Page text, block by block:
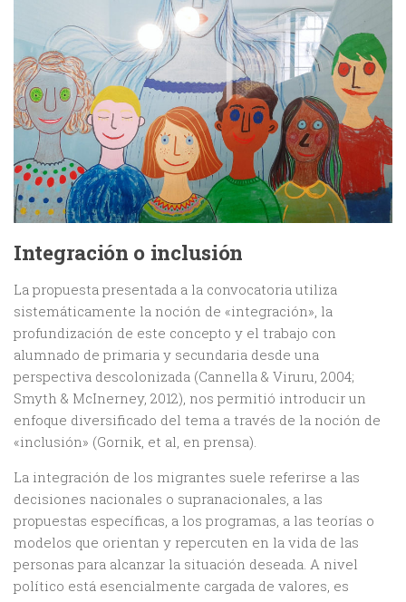
Integración o inclusión
La propuesta presentada a la convocatoria utiliza
sistemáticamente la noción de «integración», la
profundización de este concepto y el trabajo con
alumnado de primaria y secundaria desde una
perspectiva descolonizada (Cannella & Viruru, 2004;
Smyth & McInerney, 2012), nos permitió introducir un
enfoque diversificado del tema a través de la noción de
«inclusión» (Gornik, et al, en prensa).
La integración de los migrantes suele referirse a las
decisiones nacionales o supranacionales, a las
propuestas específicas, a los programas, a las teorías o
modelos que orientan y repercuten en la vida de las
personas para alcanzar la situación deseada. A nivel
político está esencialmente cargada de valores, es